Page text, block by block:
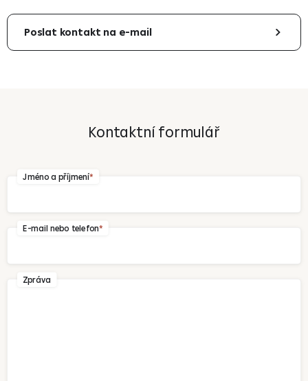
Poslat kontakt na e-mail
Kontaktní formulář
Jméno a příjmení
E-mail nebo telefon
Zpráva